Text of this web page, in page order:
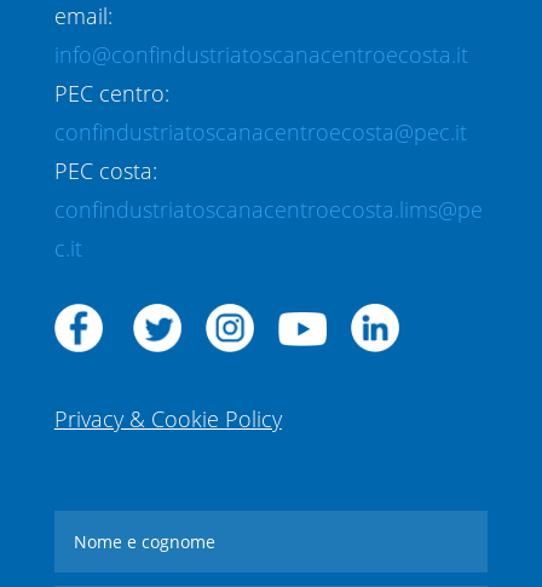
email:
info@confindustriatoscanacentroecosta.it
PEC centro:
confindustriatoscanacentroecosta@pec.it
PEC costa:
confindustriatoscanacentroecosta.lims@pe
c.it
Privacy & Cookie Policy